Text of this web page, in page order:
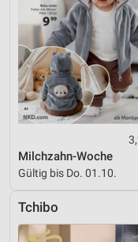
Milchzahn-Woche
Gültig bis Do. 01.10.
Tchibo
Verwendung
Geräte anhand von
Informationen
Nicht-IAB-
Notwendig
Funktional
Werbung